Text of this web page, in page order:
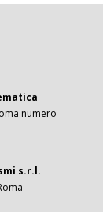
numero
s.r.l.